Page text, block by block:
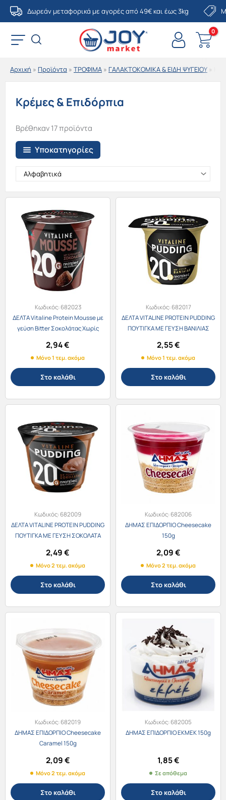
Μετάβαση
στο
περιεχόμενο
Δωρεάν μεταφορικά με αγορές από 49€ και έως 3kg
Αρχική » Προϊόντα » ΤΡΟΦΙΜΑ » ΓΑΛΑΚΤΟΚΟΜΙΚΑ & ΕΙΔΗ ΨΥΓΕΙΟΥ »
Κρέμες & Επιδόρπια
Υποκατηγορίες
Βρέθηκαν 17 προϊόντα
Κωδικός:682023
ΔΕΛΤΑ Vitaline Protein Mousse με
γεύση Bitter Σοκολάτας Χωρίς
2,94€
Μόνο 1 τεμ. ακόμα
Στο καλάθι
Κωδικός:682017
ΔΕΛΤΑ VITALINE PROTEIN PUDDING
ΠΟΥΤΙΓΚΑ ΜΕ ΓΕΥΣΗ ΒΑΝΙΛΙΑΣ
2,55€
Μόνο 1 τεμ. ακόμα
Στο καλάθι
Κωδικός:682009
ΔΕΛΤΑ VITALINE PROTEIN PUDDING
ΠΟΥΤΙΓΚΑ ΜΕ ΓΕΥΣΗ ΣΟΚΟΛΑΤΑ
2,49€
Μόνο 2 τεμ. ακόμα
Στο καλάθι
Κωδικός:682006
ΔΗΜΑΣ ΕΠΙΔΟΡΠΙΟ Cheesecake
150g
2,09€
Μόνο 2 τεμ. ακόμα
Στο καλάθι
Κωδικός:682019
ΔΗΜΑΣ ΕΠΙΔΟΡΠΙΟ Cheesecake
Caramel 150g
2,09€
Μόνο 2 τεμ. ακόμα
Στο καλάθι
Κωδικός:682005
ΔΗΜΑΣ ΕΠΙΔΟΡΠΙΟ ΕΚΜΕΚ 150g
1,85€
Σε απόθεμα
Στο καλάθι